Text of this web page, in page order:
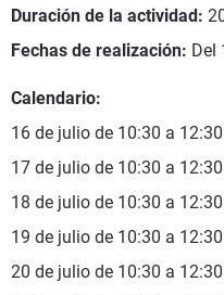
Duración de la actividad:
Fechas de realización: Del
Calendario:
16 de julio de 10:30 a
17 de julio de 10:30 a
18 de julio de 10:30 a
19 de julio de 10:30 a
20 de julio de 10:30 a